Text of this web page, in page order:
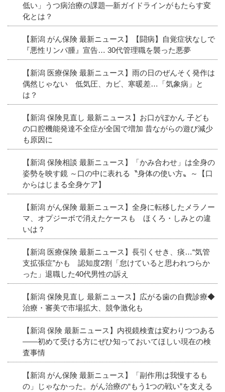
低い」うつ病治療の課題―新ガイドラインがもたらす変
化とは？
【新潟 がん保険 最新ニュース】【闘病】自覚症状なしで
『悪性リンパ腫』宣告… 30代管理職を襲った悪夢
【新潟 医療保険 最新ニュース】雨の日のぜんそく発作は
偶然じゃない 低気圧、カビ、寒暖差…「気象病」と
は？
【新潟 保険見直し 最新ニュース】お口がぽかん 子ども
の口腔機能発達不全症が全国で増加 昔ながらの遊び減少
も原因に
【新潟 保険相談 最新ニュース】「かみ合わせ」は全身の
姿勢を映す鏡 ～口の中に表れる〝身体の使い方〟～【口
からはじまる全身ケア】
【新潟 がん保険 最新ニュース】全身に転移したメラノー
マ、オプジーボで消えたケースも ほくろ・しみとの違
いは？
【新潟 医療保険 最新ニュース】長引くせき、痰…“気管
支拡張症”かも 認知度2割「怠けていると思われつらか
った」退職した40代男性の訴え
【新潟 保険見直し 最新ニュース】広がる歯の自費診療◆
治療・審美で市場拡大、競争激化も
【新潟 保険 最新ニュース】内視鏡検査は変わりつつある
――初めて受ける方にぜひ知っておいてほしい現在の検
査事情
【新潟 がん保険 最新ニュース】「副作用は我慢するも
の」じゃなかった。がん治療の“もう1つの戦い”を支える